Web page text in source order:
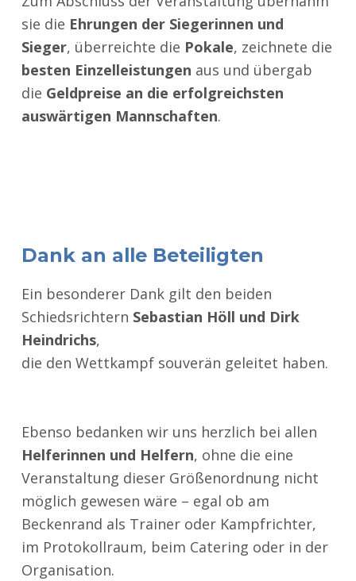
sie die Ehrungen der Siegerinnen und
Sieger, überreichte die Pokale, zeichnete die
besten Einzelleistungen aus und übergab
die Geldpreise an die erfolgreichsten
auswärtigen Mannschaften.
Dank an alle Beteiligten
Ein besonderer Dank gilt den beiden
Schiedsrichtern Sebastian Höll und Dirk
Heindrichs,
die den Wettkampf souverän geleitet haben.
Ebenso bedanken wir uns herzlich bei allen
Helferinnen und Helfern, ohne die eine
Veranstaltung dieser Größenordnung nicht
möglich gewesen wäre – egal ob am
Beckenrand als Trainer oder Kampfrichter,
im Protokollraum, beim Catering oder in der
Organisation.